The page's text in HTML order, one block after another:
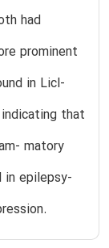
had
prominent
in Licl-
that
matory
in epilepsy-